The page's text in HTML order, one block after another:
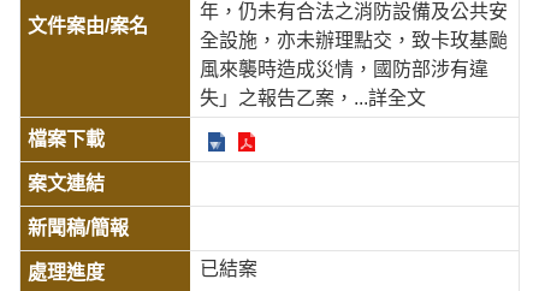
年，仍未有合法之消防設備及公共安
全設施，亦未辦理點交，致卡玫基颱
風來襲時造成災情，國防部涉有違
失」之報告乙案， ...詳全文
已結案